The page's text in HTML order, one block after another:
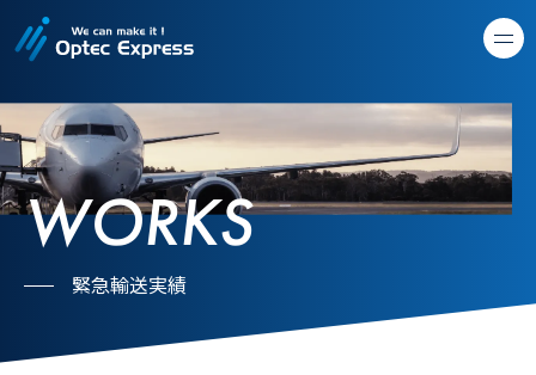
WORKS
緊急輸送実績